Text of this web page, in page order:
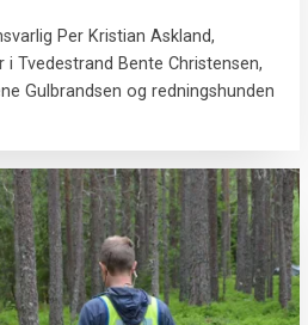
Per Kristian Askland,
i Tvedestrand Bente Christensen,
Gulbrandsen og redningshunden